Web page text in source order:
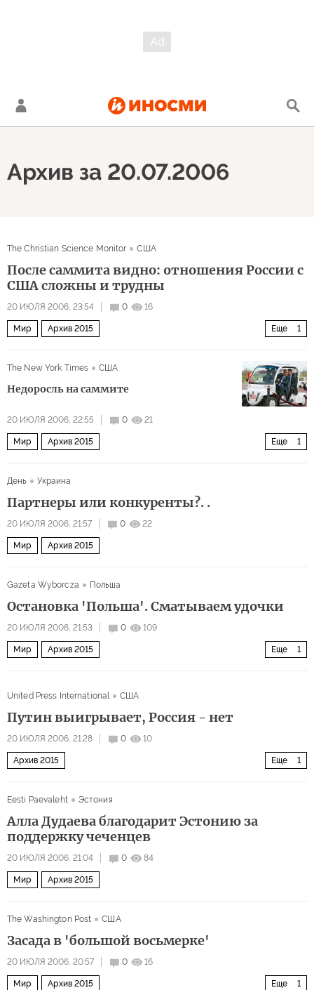
Архив за 20.07.2006
The Christian Science Monitor США
После саммита видно: отношения России с
США сложны и трудны
20 ИЮЛЯ 2006, 23:54 0 16
Еще 1
Мир Архив 2015
The New York Times
США
Недоросль на саммите
20 ИЮЛЯ 2006, 22:55 0 21
Еще 1
Мир Архив 2015
День
Украина
Партнеры или конкуренты?. .
20 ИЮЛЯ 2006, 21:57 0 22
Мир Архив 2015
Gazeta Wyborcza Польша
Остановка 'Польша'. Сматываем удочки
20 ИЮЛЯ 2006, 21:53 0 109
Еще 1
Мир Архив 2015
United Press International США
Путин выигрывает, Россия - нет
20 ИЮЛЯ 2006, 21:28 0 10
Еще 1
Архив 2015
Eesti Paevaleht
Эстония
Алла Дудаева благодарит Эстонию за
поддержку чеченцев
20 ИЮЛЯ 2006, 21:04 0 84
Мир Архив 2015
The Washington Post США
Засада в 'большой восьмерке'
20 ИЮЛЯ 2006, 20:57 0 16
Еще 1
Мир Архив 2015